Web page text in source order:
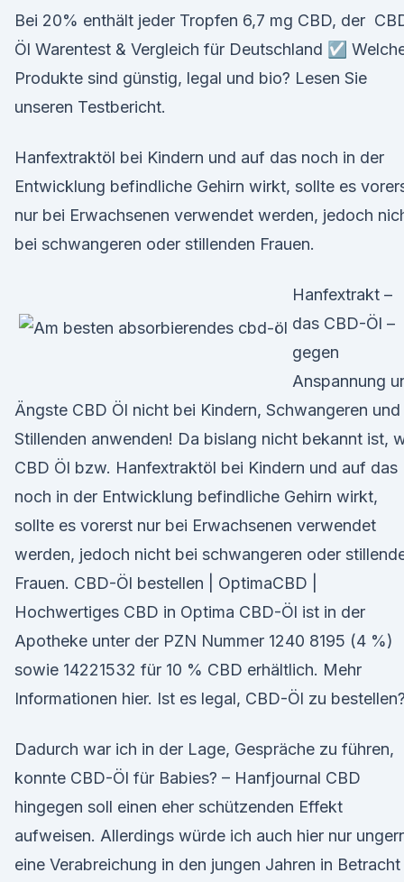
Bei 20% enthält jeder Tropfen 6,7 mg CBD, der
Öl Warentest & Vergleich für Deutschland ☑️
Produkte sind günstig, legal und bio? Lesen Sie
unseren Testbericht.
Hanfextraktöl bei Kindern und auf das noch in der
Entwicklung befindliche Gehirn wirkt, sollte es
nur bei Erwachsenen verwendet werden, jedoch
bei schwangeren oder stillenden Frauen.
Hanfextrakt –
das CBD-Öl –
gegen
Anspannung
Ängste CBD Öl nicht bei Kindern, Schwangeren und
Stillenden anwenden! Da bislang nicht bekannt ist,
CBD Öl bzw. Hanfextraktöl bei Kindern und auf das
noch in der Entwicklung befindliche Gehirn wirkt,
sollte es vorerst nur bei Erwachsenen verwendet
werden, jedoch nicht bei schwangeren oder
Frauen. CBD-Öl bestellen | OptimaCBD |
Hochwertiges CBD in Optima CBD-Öl ist in der
Apotheke unter der PZN Nummer 1240 8195 (4 %)
sowie 14221532 für 10 % CBD erhältlich. Mehr
Informationen hier. Ist es legal, CBD-Öl zu bestellen?
Dadurch war ich in der Lage, Gespräche zu führen,
konnte CBD-Öl für Babies? – Hanfjournal CBD
hingegen soll einen eher schützenden Effekt
aufweisen. Allerdings würde ich auch hier nur
eine Verabreichung in den jungen Jahren in Betracht